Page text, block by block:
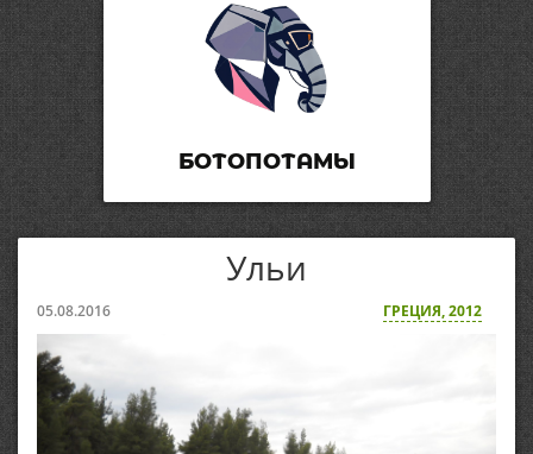
БОТОПОТАМЫ
Ульи
05.08.2016 ГРЕЦИЯ, 2012